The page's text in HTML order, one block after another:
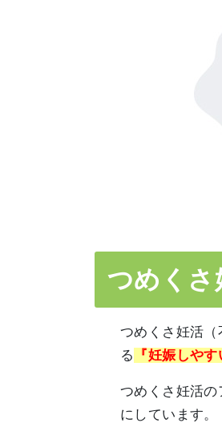
つめくさ
つめくさ妊活
る
『妊娠しや
つめくさ妊活
にしています。